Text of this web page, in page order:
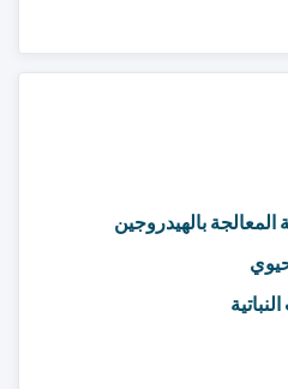
المعالجة بالهيدروجين